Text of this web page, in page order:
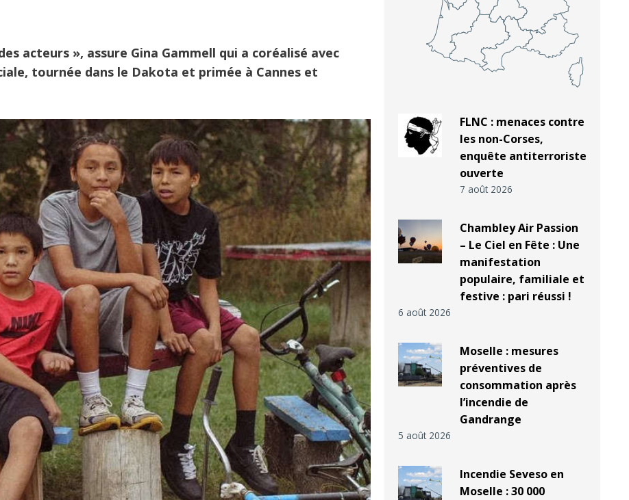
acteurs », assure Gina Gammell qui a coréalisé avec
tournée dans le Dakota et primée à Cannes et
FLNC : menaces contre
les non-Corses,
enquête antiterroriste
ouverte
7 août 2026
Chambley Air Passion
– Le Ciel en Fête : Une
manifestation
populaire, familiale et
festive : pari réussi !
6 août 2026
Moselle : mesures
préventives de
consommation après
l’incendie de
Gandrange
5 août 2026
Incendie Seveso en
Moselle : 30 000